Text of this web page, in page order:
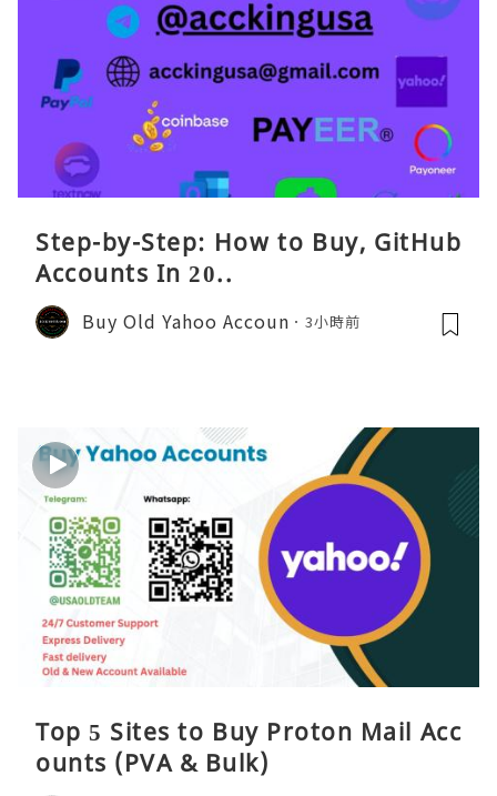
Step-by-Step: How to Buy, GitHub
Accounts In 20..
Buy Old Yahoo Accoun 3小時前
Top 5 Sites to Buy Proton Mail Acc
ounts (PVA & Bulk)